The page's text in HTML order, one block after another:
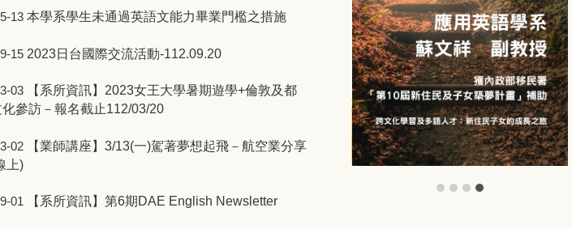
13 本學系學生未通過英語文能力畢業門檻之措施
15 2023日台國際交流活動-112.09.20
03
【系所資訊】2023女王大學暑期遊學+倫敦及都
參訪－報名截止112/03/20
02
【業師講座】3/13(一)駕著夢想起飛－航空業分享
上)
01 【系所資訊】第6期DAE English Newsletter